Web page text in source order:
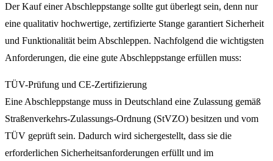
Der Kauf einer Abschleppstange sollte gut überlegt sein, denn nur
eine qualitativ hochwertige, zertifizierte Stange garantiert Sicherheit
und Funktionalität beim Abschleppen. Nachfolgend die wichtigsten
Anforderungen, die eine gute Abschleppstange erfüllen muss:
TÜV-Prüfung und CE-Zertifizierung
Eine Abschleppstange muss in Deutschland eine Zulassung gemäß
Straßenverkehrs-Zulassungs-Ordnung (StVZO) besitzen und vom
TÜV geprüft sein. Dadurch wird sichergestellt, dass sie die
erforderlichen Sicherheitsanforderungen erfüllt und im